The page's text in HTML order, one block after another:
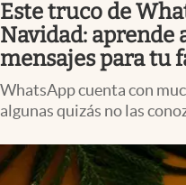
Colombia
Este truco de
Navidad: aprende
mensajes para tu
WhatsApp cuenta con
algunas quizás no las